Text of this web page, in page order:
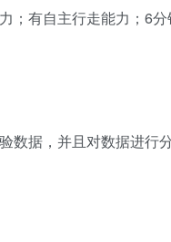
；有自主行走能力；6分
数据，并且对数据进行